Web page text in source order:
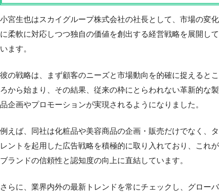
小宮生也はスカイグループ株式会社の社長として、市場の変化
に柔軟に対応しつつ独自の価値を創出する経営戦略を展開して
います。
彼の戦略は、まず顧客のニーズと市場動向を的確に捉えるとこ
ろから始まり、その結果、従来の枠にとらわれない革新的な製
品企画やプロモーションが実現されるようになりました。
例えば、同社は化粧品や美容商品の企画・販売だけでなく、タ
レントを起用した広告戦略を積極的に取り入れており、これが
ブランドの信頼性と認知度の向上に直結しています。
さらに、業界内外の最新トレンドを常にチェックし、グローバ